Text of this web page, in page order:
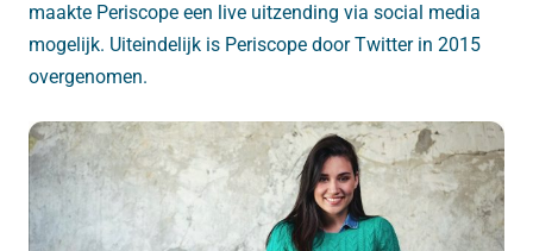
maakte Periscope een live uitzending via social media
mogelijk. Uiteindelijk is Periscope door Twitter in 2015
overgenomen.